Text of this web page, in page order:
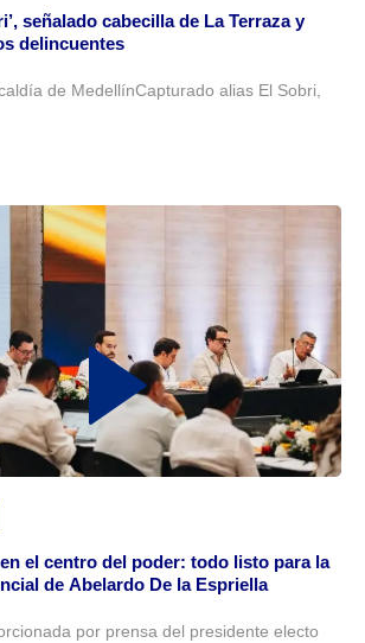
señalado cabecilla de La Terraza y
delincuentes
de MedellínCapturado alias El Sobri,
el centro del poder: todo listo para la
de Abelardo De la Espriella
por prensa del presidente electo